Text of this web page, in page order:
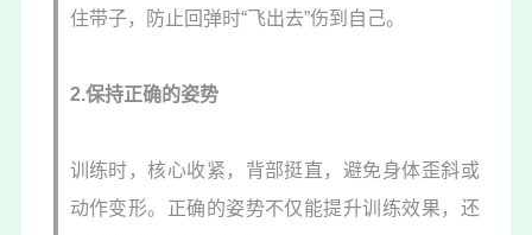
住带子，防止回弹时“飞出去”伤到自己。
2.保持正确的姿势
训练时，核心收紧，背部挺直，避免身体歪斜或
动作变形。正确的姿势不仅能提升训练效果，还